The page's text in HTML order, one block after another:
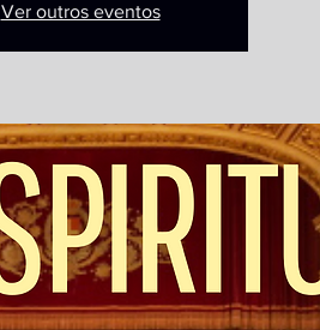
Ver outros eventos